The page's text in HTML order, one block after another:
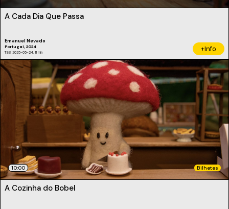
A Cada Dia Que Passa
Emanuel Nevado
Portugal, 2024
TSB, 2025-05-24, 11 min +Info
10:00 Bilhetes
A Cozinha do Bobel